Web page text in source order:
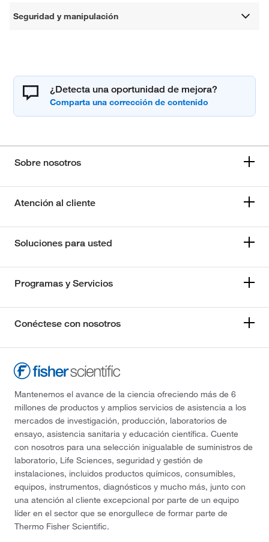
Seguridad y manipulación
¿Detecta una oportunidad de mejora?
Sobre nosotros
Atención al cliente
Soluciones para usted
Programas y Servicios
Conéctese con nosotros
Mantenemos el avance de la ciencia ofreciendo más de 6
millones de productos y amplios servicios de asistencia a los
mercados de investigación, producción, laboratorios de
ensayo, asistencia sanitaria y educación científica. Cuente
con nosotros para una selección inigualable de suministros de
laboratorio, Life Sciences, seguridad y gestión de
instalaciones, incluidos productos químicos, consumibles,
equipos, instrumentos, diagnósticos y mucho más, junto con
una atención al cliente excepcional por parte de un equipo
líder en el sector que se enorgullece de formar parte de
Thermo Fisher Scientific.